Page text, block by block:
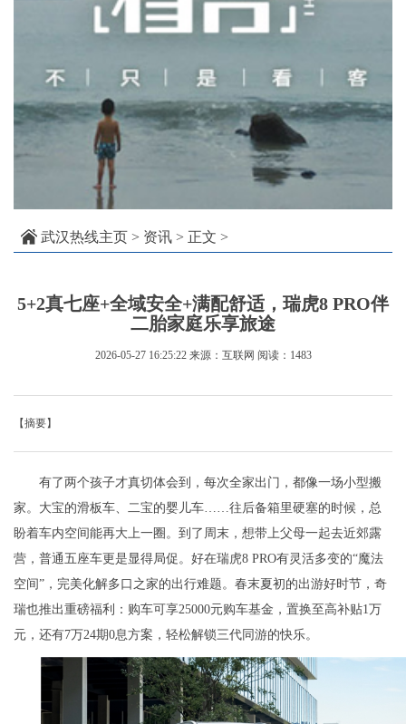
武汉热线主页 > 资讯 > 正文 >
5+2真七座+全域安全+满配舒适，瑞虎8 PRO伴
二胎家庭乐享旅途
2026-05-27 16:25:22 来源：互联网 阅读：1483
【摘要】
有了两个孩子才真切体会到，每次全家出门，都像一场小型搬
家。大宝的滑板车、二宝的婴儿车……往后备箱里硬塞的时候，总
盼着车内空间能再大上一圈。到了周末，想带上父母一起去近郊露
营，普通五座车更是显得局促。好在瑞虎8 PRO有灵活多变的“魔法
空间”，完美化解多口之家的出行难题。春末夏初的出游好时节，奇
瑞也推出重磅福利：购车可享25000元购车基金，置换至高补贴1万
元，还有7万24期0息方案，轻松解锁三代同游的快乐。